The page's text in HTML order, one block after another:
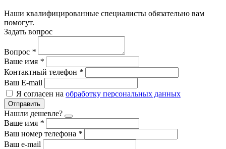
Наши квалифицированные специалисты обязательно вам
помогут.
Задать вопрос
Вопрос *
Ваше имя *
Контактный телефон *
Ваш E-mail
Я согласен на обработку персональных данных
Отправить
Нашли дешевле?
Ваше имя *
Ваш номер телефона *
Ваш e-mail